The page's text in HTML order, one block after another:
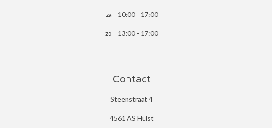
za 10:00 - 17:00
zo 13:00 - 17:00
Contact
Steenstraat 4
4561 AS Hulst